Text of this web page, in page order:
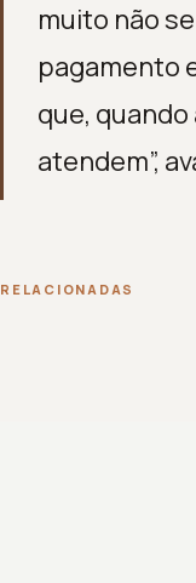
muito não
pagamento
que,
atendem”,
RELACIONADAS